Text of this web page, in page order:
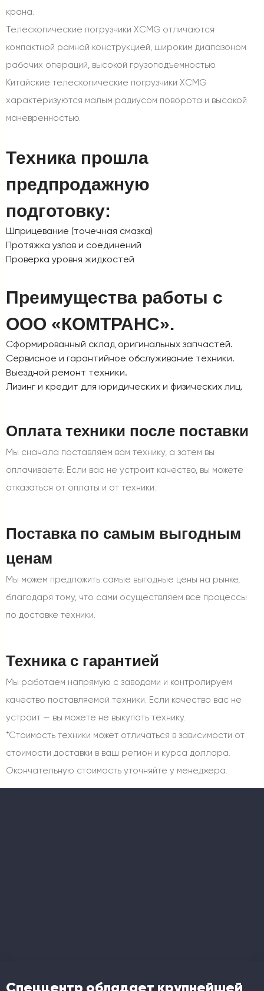
крана.
Телескопические погрузчики XCMG отличаются
компактной рамной конструкцией, широким диапазоном
рабочих операций, высокой грузоподъемностью.
Китайские телескопические погрузчики XCMG
характеризуются малым радиусом поворота и высокой
маневренностью.
Техника прошла
предпродажную
подготовку:
Шприцевание (точечная смазка)
Протяжка узлов и соединений
Проверка уровня жидкостей
Преимущества работы с
ООО «КОМТРАНС».
Сформированный склад оригинальных запчастей.
Сервисное и гарантийное обслуживание техники.
Выездной ремонт техники.
Лизинг и кредит для юридических и физических лиц.
Оплата техники после поставки
Мы сначала поставляем вам технику, а затем вы
оплачиваете. Если вас не устроит качество, вы можете
отказаться от оплаты и от техники.
Поставка по самым выгодным
ценам
Мы можем предложить самые выгодные цены на рынке,
благодаря тому, что сами осуществляем все процессы
по доставке техники.
Техника с гарантией
Мы работаем напрямую с заводами и контролируем
качество поставляемой техники. Если качество вас не
устроит — вы можете не выкупать технику.
*Стоимость техники может отличаться в зависимости от
стоимости доставки в ваш регион и курса доллара.
Окончательную стоимость уточняйте у менеджера.